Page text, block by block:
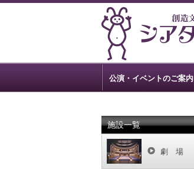
公演・イベントのご案内
施設一覧
劇 場